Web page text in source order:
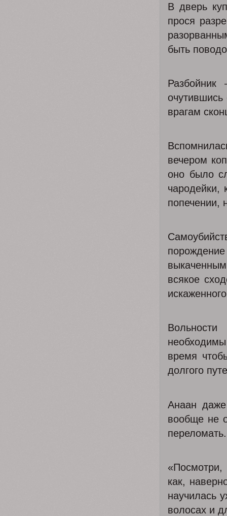
В дверь
прося
быть
врагам
вечером
оно было
чародейки,
попечении,
всякое
время
долгого
Анаан
вообще не
переломать.
как,
научилась
волосах и